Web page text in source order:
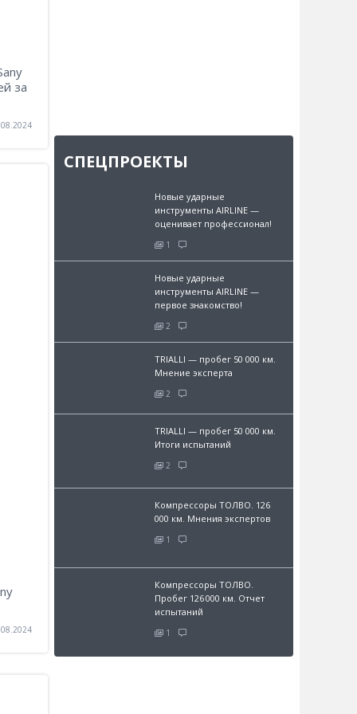
за
СПЕЦПРОЕКТЫ
Новые ударные
инструменты AIRLINE —
оценивает профессионал!
1
Новые ударные
инструменты AIRLINE —
первое знакомство!
2
TRIALLI — пробег 50 000 км.
Мнение эксперта
2
TRIALLI — пробег 50 000 км.
Итоги испытаний
2
Компрессоры ТОЛВО. 126
000 км. Мнения экспертов
1
Компрессоры ТОЛВО.
Пробег 126 000 км. Отчет
испытаний
1